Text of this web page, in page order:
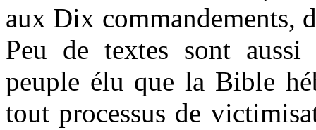
aux Dix commandements,
Peu de textes sont
peuple élu que la Bible
tout processus de